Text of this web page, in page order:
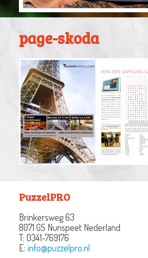
page-skoda
PuzzelPRO
Brinkersweg 63
8071 GS Nunspeet Nederland
T: 0341-769176
E: info@puzzelpro.nl